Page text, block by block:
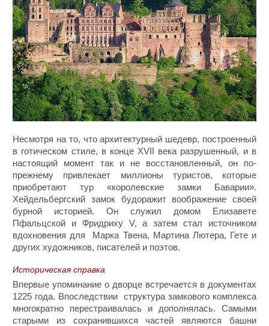
Несмотря на то, что архитектурный шедевр, построенный
в готическом стиле, в конце XVII века разрушенный, и в
настоящий момент так и не восстановленный, он по-
прежнему привлекает миллионы туристов, которые
приобретают тур «королевские замки Баварии».
Хейдельбергский замок будоражит воображение своей
бурной историей. Он служил домом Елизавете
Пфальцской и Фридриху V, а затем стал источником
вдохновения для Марка Твена, Мартина Лютера, Гете и
других художников, писателей и поэтов.
Историческая справка
Впервые упоминание о дворце встречается в документах
1225 года. Впоследствии структура замкового комплекса
многократно перестраивалась и дополнялась. Самыми
старыми из сохранившихся частей являются башни